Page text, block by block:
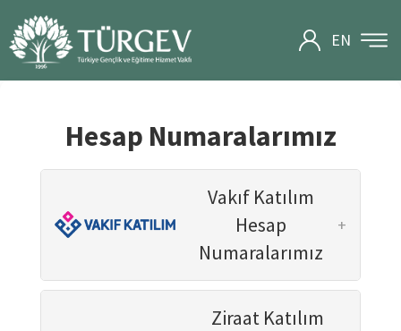
KURUMSAL
Hakkımızda
Tarihçe
Vergi Muafiyeti
Faaliyet Raporları
YÖNETİM
EN
Hesap Numaralarımız
Vakıf Katılım
Hesap
Numaralarımız
+
Ziraat Katılım